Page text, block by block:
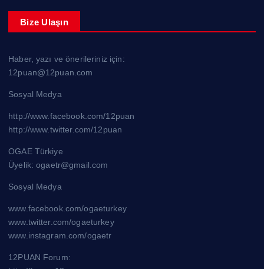
Bize Ulaşın
Haber, yazı ve önerileriniz için:
12puan@12puan.com
Sosyal Medya
http://www.facebook.com/12puan
http://www.twitter.com/12puan
OGAE Türkiye
Üyelik: ogaetr@gmail.com
Sosyal Medya
www.facebook.com/ogaeturkey
www.twitter.com/ogaeturkey
www.instagram.com/ogaetr
12PUAN Forum: